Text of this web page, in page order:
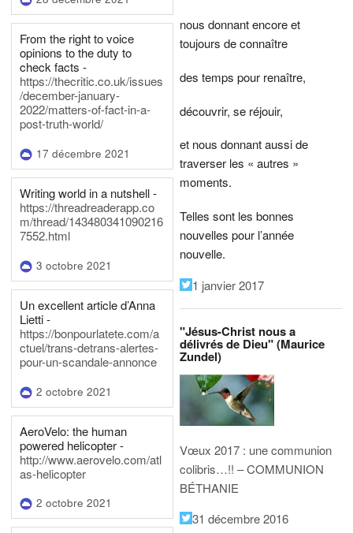
From the right to voice
opinions to the duty to
check facts -
https://thecritic.co.uk/issues
/december-january-
2022/matters-of-fact-in-a-
post-truth-world/
17 décembre 2021
Writing world in a nutshell -
https://threadreaderapp.co
m/thread/143480341090216
7552.html
3 octobre 2021
Un excellent article d’Anna
Lietti -
https://bonpourlatete.com/a
ctuel/trans-detrans-alertes-
pour-un-scandale-annonce
2 octobre 2021
AeroVelo: the human
powered helicopter -
http://www.aerovelo.com/atl
as-helicopter
2 octobre 2021
nous donnant encore et
toujours de connaître
des temps pour renaître,
découvrir, se réjouir,
et nous donnant aussi de
traverser les « autres »
moments.
Telles sont les bonnes
nouvelles pour l’année
nouvelle.
1 janvier 2017
"Jésus-Christ nous a
délivrés de Dieu" (Maurice
Zundel)
Vœux 2017 : une communion
colibris…!! – COMMUNION
BÉTHANIE
31 décembre 2016